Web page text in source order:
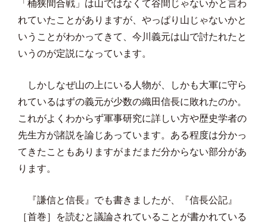
「桶狭間合戦」は山ではなくて谷間じゃないかと言わ
れていたことがありますが、やっぱり山じゃないかと
いうことがわかってきて、今川義元は山で討たれたと
いうのが定説になっています。
しかしなぜ山の上にいる人物が、しかも大軍に守ら
れているはずの義元が少数の織田信長に敗れたのか。
これがよくわからず軍事研究に詳しい方や歴史学者の
先生方が諸説を論じあっています。ある程度は分かっ
てきたこともありますがまだまだ分からない部分があ
ります。
『謙信と信長』でも書きましたが、『信長公記』
［首巻］を読むと議論されていることが書かれている